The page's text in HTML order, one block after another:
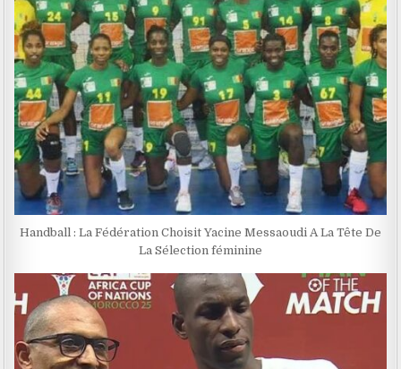
Handball : La Fédération Choisit Yacine Messaoudi A La Tête De
La Sélection féminine